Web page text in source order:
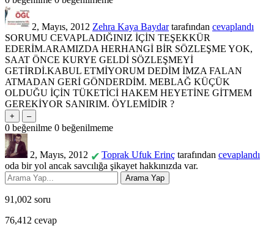
2, Mayıs, 2012 Zehra Kaya Baydar tarafından cevaplandı
SORUMU CEVAPLADIĞINIZ İÇİN TEŞEKKÜR
EDERİM.ARAMIZDA HERHANGİ BİR SÖZLEŞME YOK,
SAAT ÖNCE KURYE GELDİ SÖZLEŞMEYİ
GETİRDİ.KABUL ETMİYORUM DEDİM İMZA FALAN
ATMADAN GERİ GÖNDERDİM. MEBLAĞ KÜÇÜK
OLDUĞU İÇİN TÜKETİCİ HAKEM HEYETİNE GİTMEM
GEREKİYOR SANIRIM. ÖYLEMİDİR ?
0 beğenilme 0 beğenilmeme
2, Mayıs, 2012 ✔ Toprak Ufuk Erinç tarafından cevaplandı
oda bir yol ancak savcılığa şikayet hakkınızda var.
91,002 soru
76,412 cevap